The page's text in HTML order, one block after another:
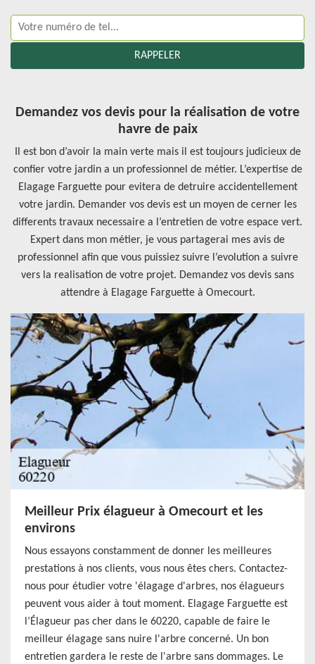
Demandez vos devis pour la réalisation de votre
havre de paix
Il est bon d’avoir la main verte mais il est toujours judicieux de
confier votre jardin a un professionnel de métier. L’expertise de
Elagage Farguette pour evitera de detruire accidentellement
votre jardin. Demander vos devis est un moyen de cerner les
differents travaux necessaire a l’entretien de votre espace vert.
Expert dans mon métier, je vous partagerai mes avis de
professionnel afin que vous puissiez suivre l’evolution a suivre
vers la realisation de votre projet. Demandez vos devis sans
attendre à Elagage Farguette à Omecourt.
Meilleur Prix élagueur à Omecourt et les
environs
Nous essayons constamment de donner les meilleures
prestations à nos clients, vous nous êtes chers. Contactez-
nous pour étudier votre 'élagage d'arbres, nos élagueurs
peuvent vous aider à tout moment. Elagage Farguette est
l’Élagueur pas cher dans le 60220, capable de faire le
meilleur élagage sans nuire l'arbre concerné. Un bon
entretien gardera le reste de l'arbre sans dommages. Le